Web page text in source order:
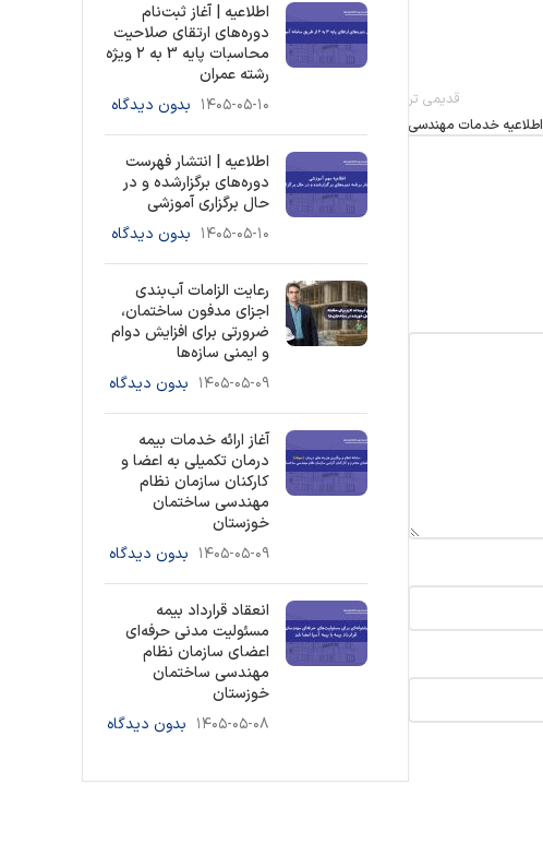
قدیمی تر
اطلاعیه خدمات مهندسی
اطلاعیه | آغاز ثبت‌نام
دوره‌های ارتقای صلاحیت
محاسبات پایه 3 به ۲ ویژه
رشته عمران
۱۴۰۵-۰۵-۱۰ بدون دیدگاه
اطلاعیه | انتشار فهرست
دوره‌های برگزارشده و در
حال برگزاری آموزشی
۱۴۰۵-۰۵-۱۰ بدون دیدگاه
رعایت الزامات آب‌بندی
اجزای مدفون ساختمان،
ضرورتی برای افزایش دوام
و ایمنی سازه‌ها
۱۴۰۵-۰۵-۰۹ بدون دیدگاه
آغاز ارائه خدمات بیمه
درمان تکمیلی به اعضا و
کارکنان سازمان نظام
مهندسی ساختمان
خوزستان
۱۴۰۵-۰۵-۰۹ بدون دیدگاه
انعقاد قرارداد بیمه
مسئولیت مدنی حرفه‌ای
اعضای سازمان نظام
مهندسی ساختمان
خوزستان
۱۴۰۵-۰۵-۰۸ بدون دیدگاه